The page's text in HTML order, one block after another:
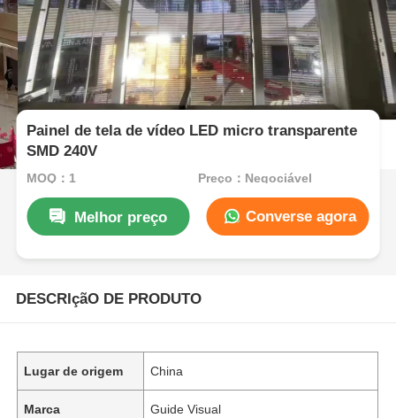
Painel de tela de vídeo LED micro transparente
SMD 240V
MOQ：1 Preço：Negociável
Melhor preço Converse agora
DESCRIçãO DE PRODUTO
Lugar de origem China
Marca Guide Visual